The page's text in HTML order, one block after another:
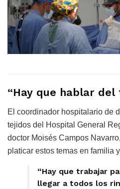
“Hay que hablar
El coordinador hospitalario de
tejidos del Hospital General
doctor Moisés Campos
platicar estos temas en familia
“Hay que trabajar
llegar a todos los